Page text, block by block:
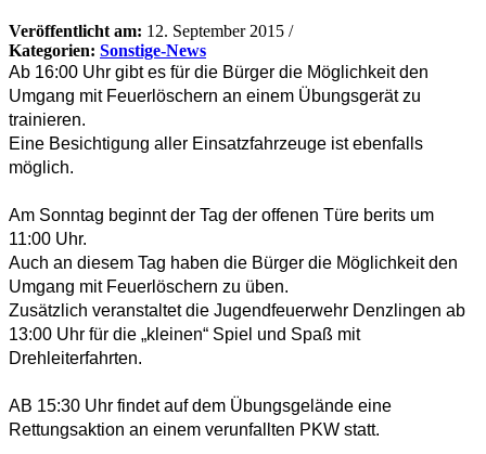
Veröffentlicht am: 12. September 2015 /
Kategorien: Sonstige-News
Ab 16:00 Uhr gibt es für die Bürger die Möglichkeit den
Umgang mit Feuerlöschern an einem Übungsgerät zu
trainieren.
Eine Besichtigung aller Einsatzfahrzeuge ist ebenfalls
möglich.
Am Sonntag beginnt der Tag der offenen Türe berits um
11:00 Uhr.
Auch an diesem Tag haben die Bürger die Möglichkeit den
Umgang mit Feuerlöschern zu üben.
Zusätzlich veranstaltet die Jugendfeuerwehr Denzlingen ab
13:00 Uhr für die „kleinen“ Spiel und Spaß mit
Drehleiterfahrten.
AB 15:30 Uhr findet auf dem Übungsgelände eine
Rettungsaktion an einem verunfallten PKW statt.